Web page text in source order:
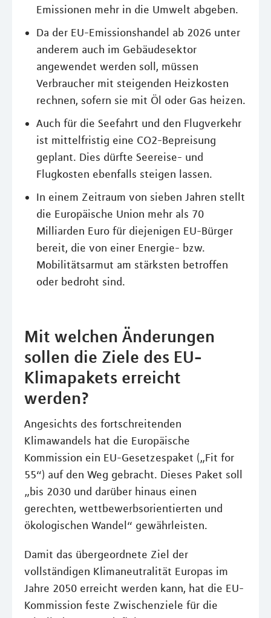
Emissionen mehr in die Umwelt abgeben.
Da der EU-Emissionshandel ab 2026 unter
anderem auch im Gebäudesektor
angewendet werden soll, müssen
Verbraucher mit steigenden Heizkosten
rechnen, sofern sie mit Öl oder Gas heizen.
Auch für die Seefahrt und den Flugverkehr
ist mittelfristig eine CO2-Bepreisung
geplant. Dies dürfte Seereise- und
Flugkosten ebenfalls steigen lassen.
In einem Zeitraum von sieben Jahren stellt
die Europäische Union mehr als 70
Milliarden Euro für diejenigen EU-Bürger
bereit, die von einer Energie- bzw.
Mobilitätsarmut am stärksten betroffen
oder bedroht sind.
Mit welchen Änderungen
sollen die Ziele des EU-
Klimapakets erreicht
werden?
Angesichts des fortschreitenden
Klimawandels hat die Europäische
Kommission ein EU-Gesetzespaket („Fit for
55“) auf den Weg gebracht. Dieses Paket soll
„bis 2030 und darüber hinaus einen
gerechten, wettbewerbsorientierten und
ökologischen Wandel“ gewährleisten.
Damit das übergeordnete Ziel der
vollständigen Klimaneutralität Europas im
Jahre 2050 erreicht werden kann, hat die EU-
Kommission feste Zwischenziele für die